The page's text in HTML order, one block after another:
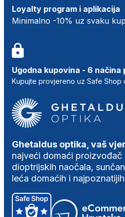
Loyalty program i aplikacija
Minimalno -10% uz svaku
Ugodna kupovina - 6 načina
Kupujte provjereno uz Safe Shop
Ghetaldus optika, vaš
najveći domaći
dioptrijskih naočala,
leća domaćih i